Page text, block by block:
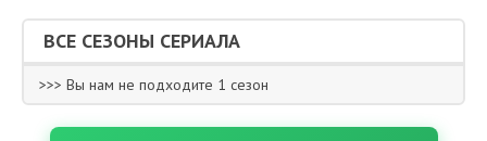
ВСЕ СЕЗОНЫ СЕРИАЛА
>>> Вы нам не подходите 1 сезон